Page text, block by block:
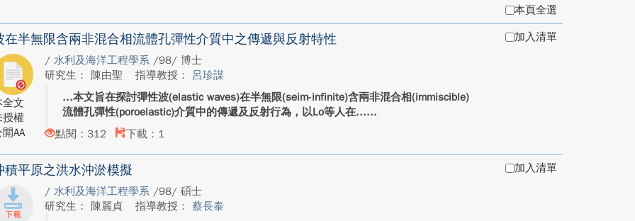
本頁全選
在半無限含兩非混合相流體孔彈性介質中之傳遞與反射特性
全文
授權
AA
/水利及海洋工程學系 /98/ 博士
研究生： 陳由聖
指導教授： 呂珍謀
本文旨在探討彈性波(elastic waves)在半無限(seim-infinite)含兩非混合相(immiscible)
流體孔彈性(poroelastic)介質中的傳遞及反射行為，以Lo等人在...
點閱：312
下載：1
加入清單
積平原之洪水沖淤模擬
/水利及海洋工程學系 /98/ 碩士
研究生： 陳麗貞
指導教授：蔡長泰
加入清單